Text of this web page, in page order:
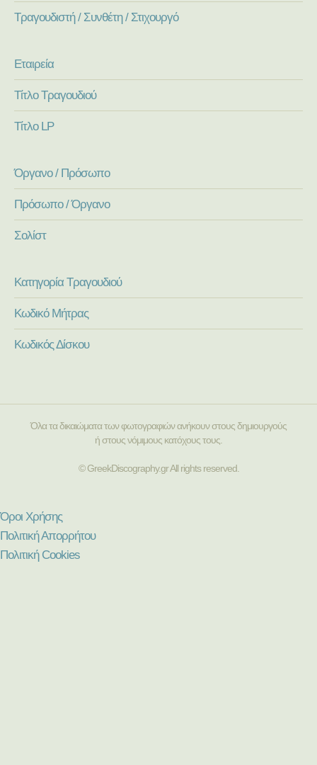
Τραγουδιστή / Συνθέτη / Στιχουργό
Εταιρεία
Τίτλο Τραγουδιού
Τίτλο LP
Όργανο / Πρόσωπο
Πρόσωπο / Όργανο
Σολίστ
Κατηγορία Τραγουδιού
Κωδικό Μήτρας
Κωδικός Δίσκου
Όλα τα δικαιώματα των φωτογραφιών ανήκουν στους δημιουργούς
ή στους νόμιμους κατόχους τους.
© GreekDiscography.gr All rights reserved.
Όροι Χρήσης
Πολιτική Απορρήτου
Πολιτική Cookies